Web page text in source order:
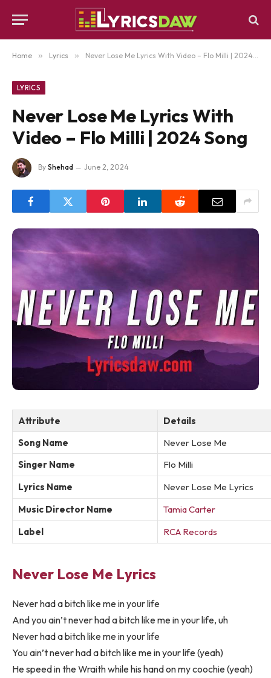
Home » Lyrics » Never Lose Me Lyrics With Video – Flo Milli | 2024 Song
LYRICS
Never Lose Me Lyrics With
Video – Flo Milli | 2024 Song
By Shehad June 2, 2024
Attribute
Details
Song Name
Never Lose Me
Singer Name
Flo Milli
Lyrics Name
Never Lose Me Lyrics
Music Director Name
Tamia Carter
Label
RCA Records
Never Lose Me Lyrics
Never had a bitch like me in your life
And you ain’t never had a bitch like me in your life, uh
Never had a bitch like me in your life
You ain’t never had a bitch like me in your life (yeah)
He speed in the Wraith while his hand on my coochie (yeah)